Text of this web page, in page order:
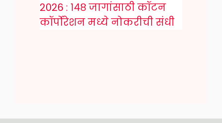
2026 : १४८ जागांसाठी कॉटन
कॉर्पोरेशन मध्ये नोकरीची संधी